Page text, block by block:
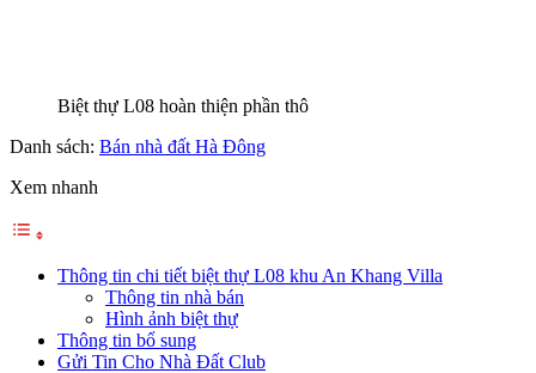
Biệt thự L08 hoàn thiện phần thô
Danh sách: Bán nhà đất Hà Đông
Xem nhanh
Thông tin chi tiết biệt thự L08 khu An Khang Villa
Thông tin nhà bán
Hình ảnh biệt thự
Thông tin bổ sung
Gửi Tin Cho Nhà Đất Club